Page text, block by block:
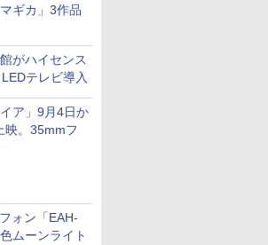
ギカ」3作品
がハイセンス
テレビ導入
イア」9月4日か
映。35mmフ
ォン「EAH-
ムーンライト